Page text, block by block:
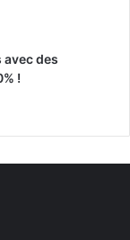
avec des
!